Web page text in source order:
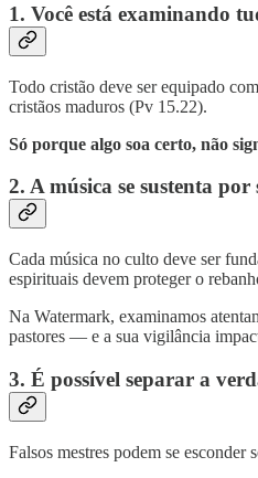
1. Você está examinando
Todo cristão deve ser equipado
cristãos maduros (Pv 15.22).
Só porque algo soa certo, não
2. A música se sustenta
Cada música no culto deve ser
espirituais devem proteger o
Na Watermark, examinamos
pastores — e a sua vigilância
3. É possível separar a
Falsos mestres podem se